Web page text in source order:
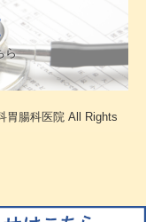
ら
胃腸科医院 All Rights